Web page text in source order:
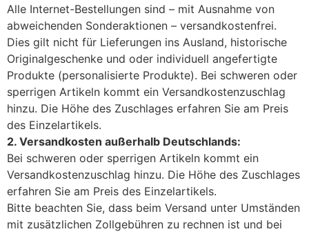
Alle Internet-Bestellungen sind – mit Ausnahme von
abweichenden Sonderaktionen – versandkostenfrei.
Dies gilt nicht für Lieferungen ins Ausland, historische
Originalgeschenke und oder individuell angefertigte
Produkte (personalisierte Produkte). Bei schweren oder
sperrigen Artikeln kommt ein Versandkostenzuschlag
hinzu. Die Höhe des Zuschlages erfahren Sie am Preis
des Einzelartikels.
2. Versandkosten außerhalb Deutschlands:
Bei schweren oder sperrigen Artikeln kommt ein
Versandkostenzuschlag hinzu. Die Höhe des Zuschlages
erfahren Sie am Preis des Einzelartikels.
Bitte beachten Sie, dass beim Versand unter Umständen
mit zusätzlichen Zollgebühren zu rechnen ist und bei